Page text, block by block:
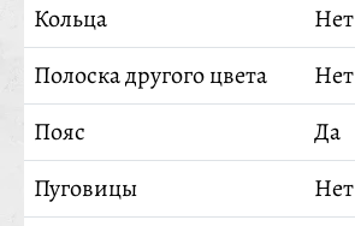
Кольца
Нет
Полоска другого цвета
Нет
Пояс
Да
Пуговицы
Нет